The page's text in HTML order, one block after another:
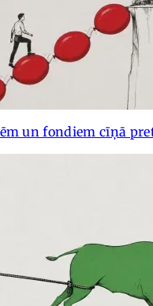
un fondiem cīņā